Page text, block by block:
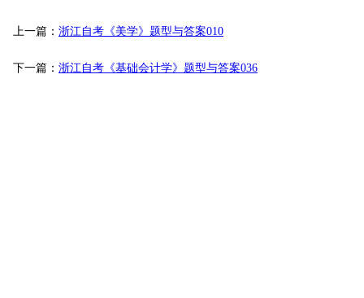
上一篇： 浙江自考《美学》题型与答案010
下一篇： 浙江自考《基础会计学》题型与答案036